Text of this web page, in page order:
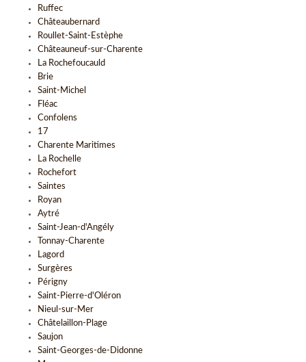
Ruffec
Châteaubernard
Roullet-Saint-Estèphe
Châteauneuf-sur-Charente
La Rochefoucauld
Brie
Saint-Michel
Fléac
Confolens
17
Charente Maritimes
La Rochelle
Rochefort
Saintes
Royan
Aytré
Saint-Jean-d'Angély
Tonnay-Charente
Lagord
Surgères
Périgny
Saint-Pierre-d'Oléron
Nieul-sur-Mer
Châtelaillon-Plage
Saujon
Saint-Georges-de-Didonne